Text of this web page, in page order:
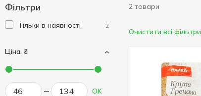
Фільтри
Тільки в наявності 2
Ціна, ₴
OK
2 товари
Очистити всі фільтри